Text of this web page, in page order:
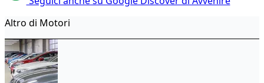
Altro di Motori